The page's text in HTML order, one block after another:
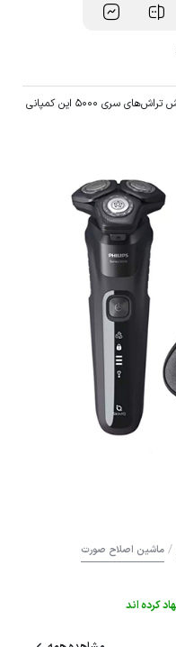
ریش تراش فیلیپس مدل S5588/30 یکی از ریش تراش‌های سری 5000 این کمپانی
/ ماشین اصلاح صورت